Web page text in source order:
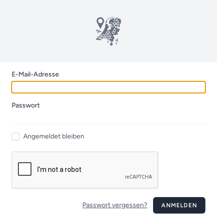
E-Mail-Adresse
Passwort
Angemeldet bleiben
Passwort vergessen? ANMELDEN